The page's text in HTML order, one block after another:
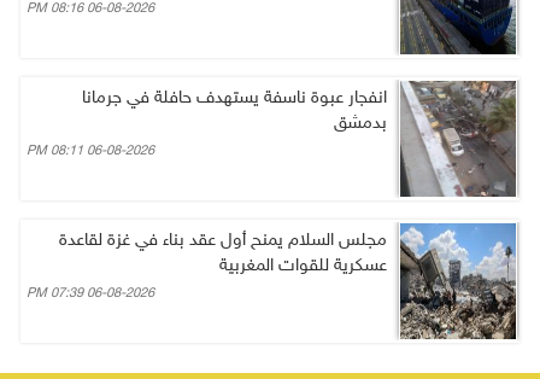
06-08-2026 08:16 PM
انفجار عبوة ناسفة يستهدف حافلة في جرمانا
بدمشق
06-08-2026 08:11 PM
مجلس السلام يمنح أول عقد بناء في غزة لقاعدة
عسكرية للقوات المغربية
06-08-2026 07:39 PM